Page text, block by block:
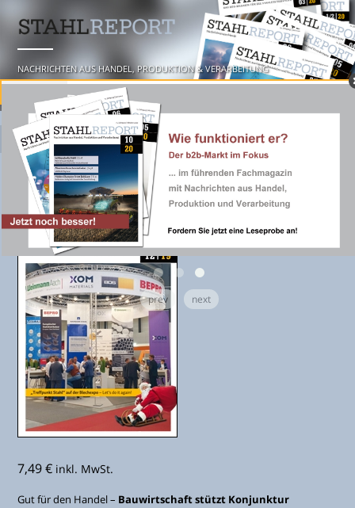
prev next
NACHRICHTEN AUS HANDEL, PRODUKTION & VERARBEITUNG
☰ MENU
7,49€ inkl. MwSt.
Gut für den Handel – Bauwirtschaft stützt Konjunktur